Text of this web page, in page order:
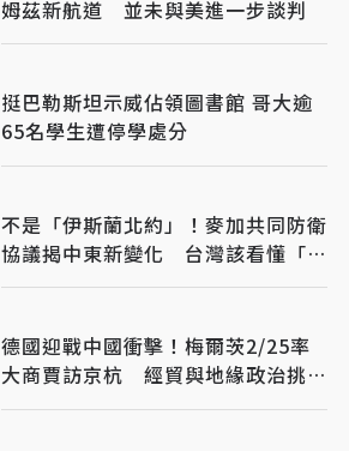
姆茲新航道 並未與美進一步談判
挺巴勒斯坦示威佔領圖書館 哥大逾
65名學生遭停學處分
不是「伊斯蘭北約」！麥加共同防衛
協議揭中東新變化 台灣該看懂「多
層次安全」
德國迎戰中國衝擊！梅爾茨2/25率
大商賈訪京杭 經貿與地緣政治挑戰
並行